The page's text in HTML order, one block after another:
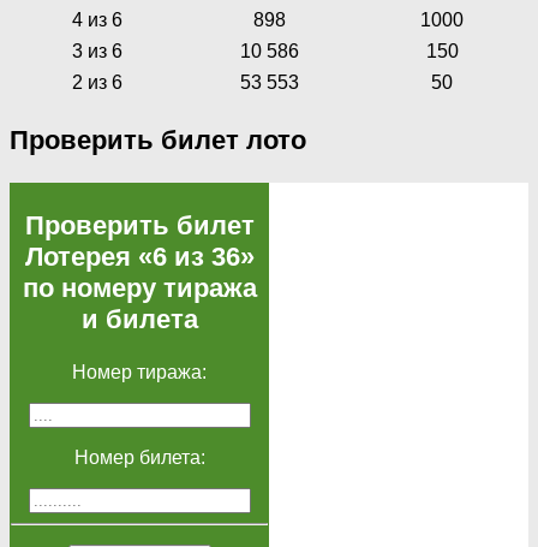
4 из 6 898
1000
3 из 6
10 586
150
2 из 6
53 553 50
Проверить билет лото
Проверить билет
Лотерея «6 из 36»
по номеру тиража
и билета
Номер тиража:
Номер билета: